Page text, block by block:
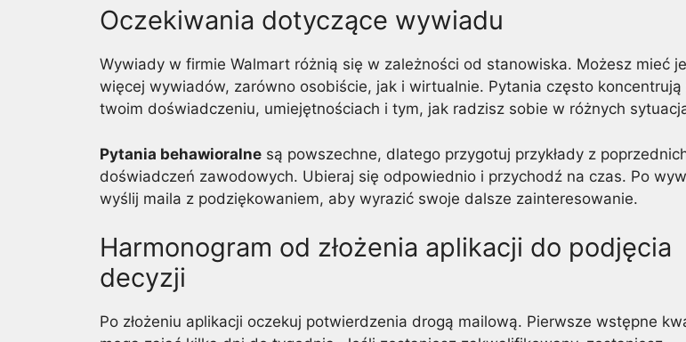
Oczekiwania dotyczące wywiadu
Wywiady w firmie Walmart różnią się w zależności od stanowiska. Możesz mieć
więcej wywiadów, zarówno osobiście, jak i wirtualnie. Pytania często koncentrują
twoim doświadczeniu, umiejętnościach i tym, jak radzisz sobie w różnych
Pytania behawioralne są powszechne, dlatego przygotuj przykłady z
doświadczeń zawodowych. Ubieraj się odpowiednio i przychodź na czas. Po
wyślij maila z podziękowaniem, aby wyrazić swoje dalsze zainteresowanie.
Harmonogram od złożenia aplikacji do podjęcia
decyzji
Po złożeniu aplikacji oczekuj potwierdzenia drogą mailową. Pierwsze wstępne